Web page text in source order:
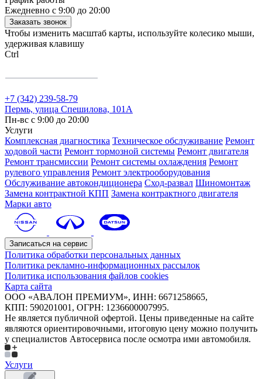
Ежедневно с 9:00 до 20:00
Заказать звонок
Чтобы изменить масштаб карты, используйте колесико мыши,
удерживая клавишу
Ctrl
+7 (342) 239‑58‑79
Пермь, улица Спешилова, 101А
Пн-вс с 9:00 до 20:00
Услуги
Комплексная диагностика Техническое обслуживание Ремонт
ходовой части Ремонт тормозной системы Ремонт двигателя
Ремонт трансмиссии Ремонт системы охлаждения Ремонт
рулевого управления Ремонт электрооборудования
Обслуживание автокондиционера Сход-развал Шиномонтаж
Замена контрактной КПП Замена контрактного двигателя
Марки авто
Записаться на сервис
Политика обработки персональных данных
Политика рекламно-информационных рассылок
Политика использования файлов cookies
Карта сайта
ООО «АВАЛОН ПРЕМИУМ», ИНН: 6671258665,
КПП: 590201001, ОГРН: 1236600007995.
Не является публичной офертой. Цены приведенные на сайте
являются ориентировочными, итоговую цену можно получить
у специалистов Автосервиса после осмотра ими автомобиля.
Услуги